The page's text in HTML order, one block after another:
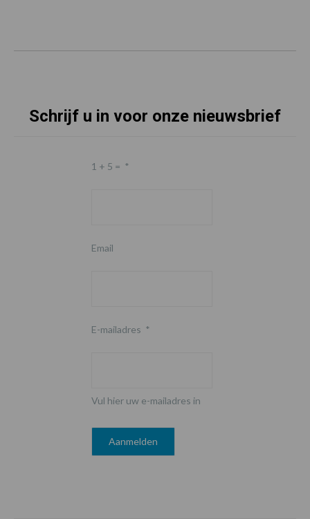
Schrijf u in voor onze nieuwsbrief
1 + 5 = *
Email
E-mailadres *
Vul hier uw e-mailadres in